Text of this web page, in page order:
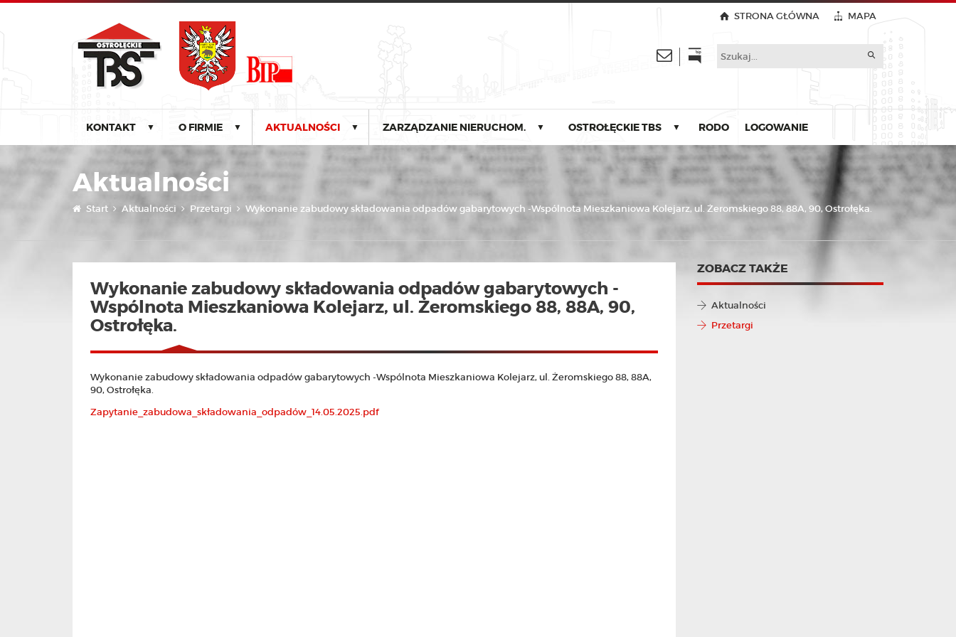
STRONA GŁÓWNA MAPA
KONTAKT ▼ O FIRMIE ▼ AKTUALNOŚCI ▼ ZARZĄDZANIE NIERUCHOM. ▼ OSTROŁĘCKIE TBS ▼ RODO LOGOWANIE
Aktualności
Start Aktualności Przetargi Wykonanie zabudowy składowania odpadów gabarytowych -Wspólnota Mieszkaniowa Kolejarz, ul. Żeromskiego 88, 88A, 90, Ostrołęka.
Wykonanie zabudowy składowania odpadów gabarytowych -
Wspólnota Mieszkaniowa Kolejarz, ul. Żeromskiego 88, 88A, 90,
Ostrołęka.
Wykonanie zabudowy składowania odpadów gabarytowych -Wspólnota Mieszkaniowa Kolejarz, ul. Żeromskiego 88, 88A,
90, Ostrołęka.
Zapytanie_zabudowa_składowania_odpadów_14.05.2025.pdf
ZOBACZ TAKŻE
Aktualności
Przetargi